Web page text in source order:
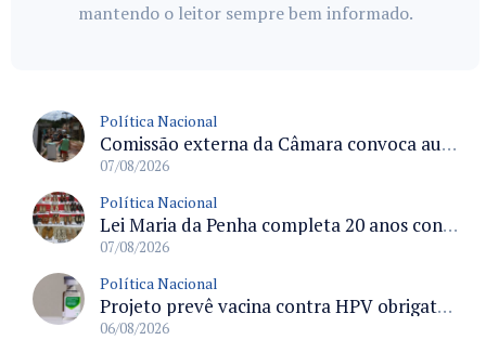
mantendo o leitor sempre bem informado.
Política Nacional
Comissão externa da Câmara convoca audiência pública sobre chuvas na Zona da Mata de Minas Gerais e impactos em Juiz de Fora
07/08/2026
Política Nacional
Lei Maria da Penha completa 20 anos consolidada como norma de proteção e medidas protetivas no Brasil
07/08/2026
Política Nacional
Projeto prevê vacina contra HPV obrigatória e testes moleculares para rastreamento do câncer do colo do útero
06/08/2026